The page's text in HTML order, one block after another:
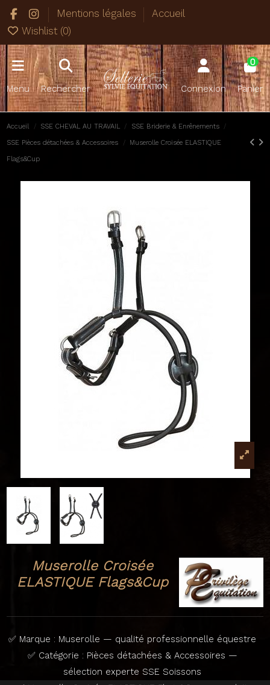
Mentions légales
Accueil
Wishlist (0)
Menu Rechercher Connexion
0
Panier
Accueil SSE CHEVAL AU TRAVAIL SSE Briderie & Enrênements
SSE Pièces détachées & Accessoires Muserolle Croisée ELASTIQUE
Flags&Cup
Muserolle Croisée
ELASTIQUE Flags&Cup
✅ Marque : Muserolle — qualité professionnelle équestre
✅ Catégorie : Pièces détachées & Accessoires —
sélection experte SSE Soissons